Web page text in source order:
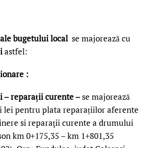
bugetului local se majorează cu
astfel:
:
reparații curente –se majorează
lei pentru plata reparațiilor aferente
si reparaţii curente a drumului
km 0+175,35 – km 1+801,35